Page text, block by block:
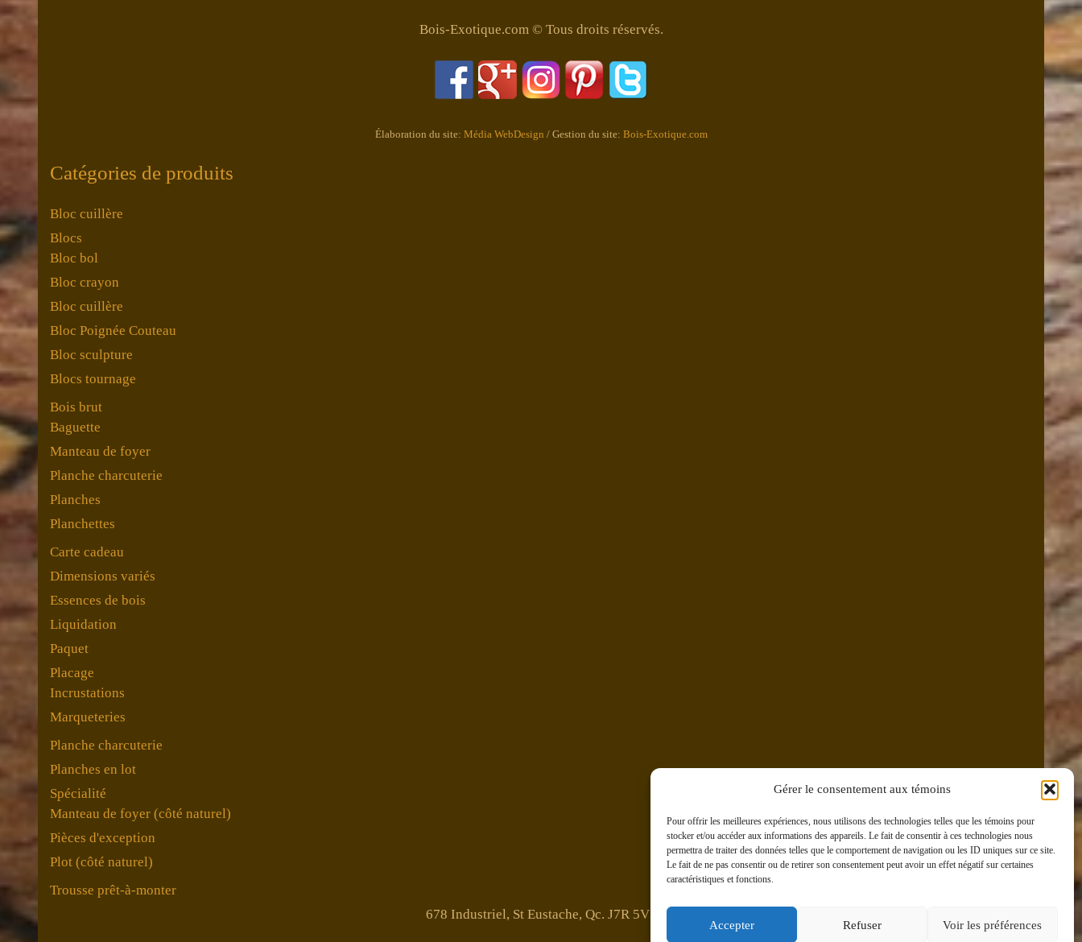
Gérer le consentement aux témoins
Pour offrir les meilleures expériences, nous utilisons des technologies telles que les témoins pour
stocker et/ou accéder aux informations des appareils. Le fait de consentir à ces technologies nous
permettra de traiter des données telles que le comportement de navigation ou les ID uniques sur ce site.
Le fait de ne pas consentir ou de retirer son consentement peut avoir un effet négatif sur certaines
caractéristiques et fonctions.
Accepter Refuser Voir les préférences
Bois-Exotique.com © Tous droits réservés.
Élaboration du site: Média WebDesign / Gestion du site: Bois-Exotique.com
Catégories de produits
Bloc cuillère
Blocs
Bloc bol
Bloc crayon
Bloc cuillère
Bloc Poignée Couteau
Bloc sculpture
Blocs tournage
Bois brut
Baguette
Manteau de foyer
Planche charcuterie
Planches
Planchettes
Carte cadeau
Dimensions variés
Essences de bois
Liquidation
Paquet
Placage
Incrustations
Marqueteries
Planche charcuterie
Planches en lot
Spécialité
Manteau de foyer (côté naturel)
Pièces d'exception
Plot (côté naturel)
Trousse prêt-à-monter
678 Industriel, St Eustache, Qc. J7R 5V3